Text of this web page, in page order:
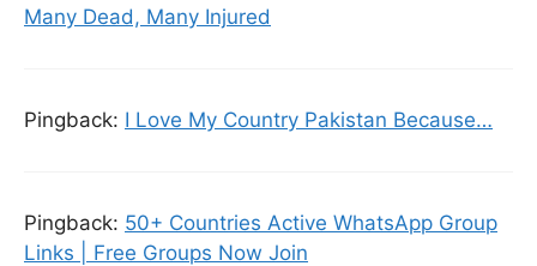
Many Dead, Many Injured
Pingback: I Love My Country Pakistan Because…
Pingback: 50+ Countries Active WhatsApp Group
Links | Free Groups Now Join